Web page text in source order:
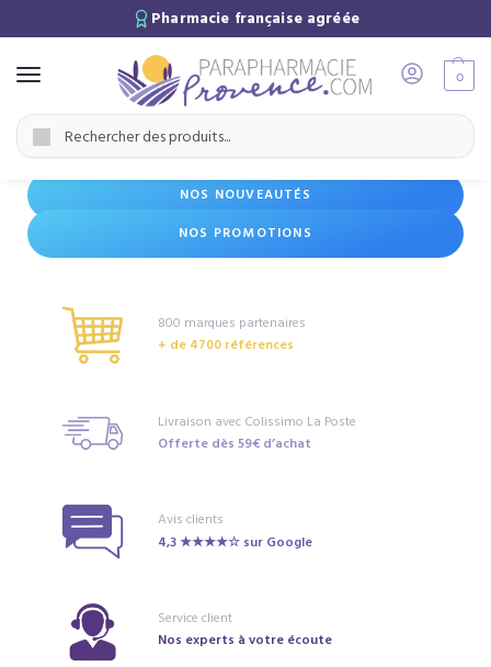
Pharmacie française agréée
0
/ Accueil 2
NOS NOUVEAUTÉS
NOS PROMOTIONS
800 marques partenaires
+ de 4700 références
Livraison avec Colissimo La Poste
Offerte dès 59€ d’achat
Avis clients
4,3 ★★★★☆ sur Google
Service client
Nos experts à votre écoute